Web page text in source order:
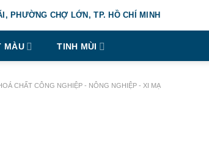
PHƯỜNG CHỢ LỚN, TP. HỒ CHÍ MINH
MÀU TINH MÙI
CHẤT CÔNG NGHIỆP - NÔNG NGHIỆP - XI MẠ